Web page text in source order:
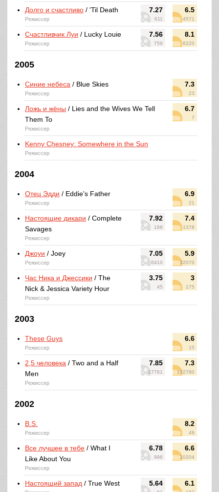
7.27
611
6.5
4571
Долго и счастливо / 'Til Death
Режиссер
7.56
759
8.1
6220
Счастливчик Луи / Lucky Louie
Режиссер
2005
7.3
23
Синие небеса / Blue Skies
Режиссер
6.7
7
Ложь и жёны / Lies and the Wives We Tell
Them To
Режиссер
Kenny Chesney: Somewhere in the Sun
Режиссер
2004
6.9
21
Отец Эдди / Eddie's Father
Режиссер
7.92
188
7.4
1378
Настоящие дикари / Complete
Savages
Режиссер
7.05
6410
5.9
32070
Джоуи / Joey
Режиссер
3.75
45
3
175
Час Ника и Джессики / The
Nick & Jessica Variety Hour
Режиссер
2003
6.6
15
These Guys
Режиссер
7.85
17761
7.3
152780
2,5 человека / Two and a Half
Men
Режиссер
2002
8.2
49
B.S.
Режиссер
6.78
996
6.6
10204
Все лучшее в тебе / What I
Like About You
Режиссер
5.64 6.1
Настоящий запад / True West